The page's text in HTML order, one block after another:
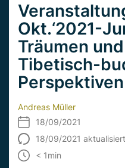
Okt.‘2021-
Träumen
Tibetisch-
Andreas Müller
18/09/2021
18/09/2021 aktualisiert
< 1min